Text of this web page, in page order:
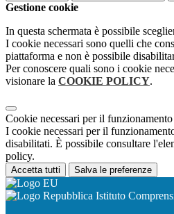
Gestione cookie
In questa schermata è possibile
I cookie necessari sono quelli che
piattaforma e non è possibile
Per conoscere quali sono i cookie
visionare la COOKIE POLICY.
Cookie necessari per il funzionamento
I cookie necessari per il
disabilitati. È possibile consultare
policy.
Accetta tutti Salva le preferenze
Istituto